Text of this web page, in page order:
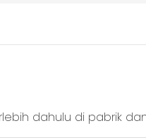
dahulu di pabrik